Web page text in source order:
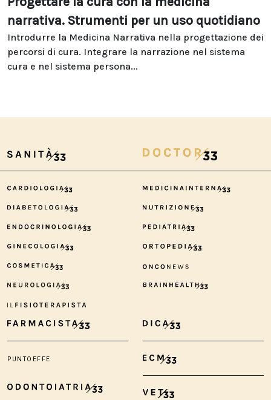
narrativa. Strumenti per un uso quotidiano
Introdurre la Medicina Narrativa nella progettazione dei
percorsi di cura. Integrare la narrazione nel sistema
cura e nel sistema persona...